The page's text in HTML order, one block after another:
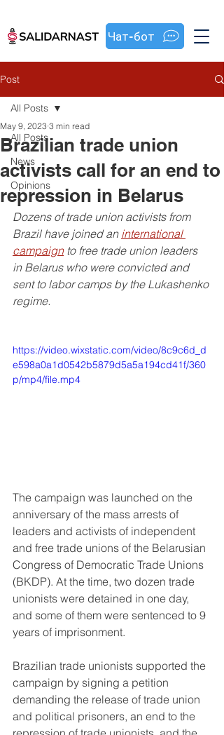
Чат-бот
Post
All Posts
News
Opinions
All Posts
Brazilian trade union
activists call for an end to
repression in Belarus
May 9, 2023 3 min read
Dozens of trade union activists from
Brazil have joined an international
campaign to free trade union leaders
in Belarus who were convicted and
sent to labor camps by the Lukashenko
regime.
https://video.wixstatic.com/video/8c9c6d_d
e598a0a1d0542b5879d5a5a194cd41f/360
p/mp4/file.mp4
The campaign was launched on the
anniversary of the mass arrests of
leaders and activists of independent
and free trade unions of the Belarusian
Congress of Democratic Trade Unions
(BKDP). At the time, two dozen trade
unionists were detained in one day,
and some of them were sentenced to 9
years of imprisonment.
Brazilian trade unionists supported the
campaign by signing a petition
demanding the release of trade union
and political prisoners, an end to the